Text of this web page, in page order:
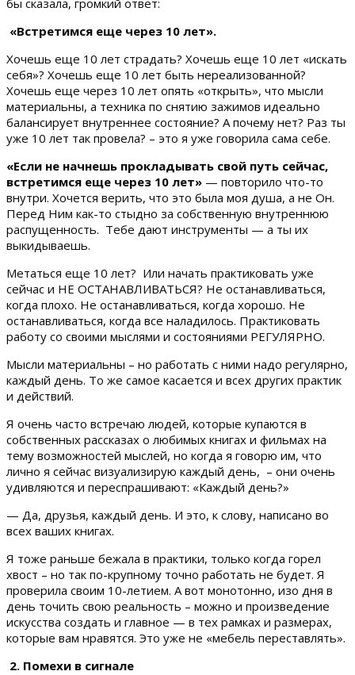
бы сказала, громкий ответ:
«Встретимся еще через 10 лет».
Хочешь еще 10 лет страдать? Хочешь еще 10 лет «искать
себя»? Хочешь еще 10 лет быть нереализованной?
Хочешь еще через 10 лет опять «открыть», что мысли
материальны, а техника по снятию зажимов идеально
балансирует внутреннее состояние? А почему нет? Раз ты
уже 10 лет так провела? – это я уже говорила сама себе.
«Если не начнешь прокладывать свой путь сейчас,
встретимся еще через 10 лет» — повторило что-то
внутри. Хочется верить, что это была моя душа, а не Он.
Перед Ним как-то стыдно за собственную внутреннюю
распущенность. Тебе дают инструменты — а ты их
выкидываешь.
Метаться еще 10 лет? Или начать практиковать уже
сейчас и НЕ ОСТАНАВЛИВАТЬСЯ? Не останавливаться,
когда плохо. Не останавливаться, когда хорошо. Не
останавливаться, когда все наладилось. Практиковать
работу со своими мыслями и состояниями РЕГУЛЯРНО.
Мысли материальны – но работать с ними надо регулярно,
каждый день. То же самое касается и всех других практик
и действий.
Я очень часто встречаю людей, которые купаются в
собственных рассказах о любимых книгах и фильмах на
тему возможностей мыслей, но когда я говорю им, что
лично я сейчас визуализирую каждый день, – они очень
удивляются и переспрашивают: «Каждый день?»
— Да, друзья, каждый день. И это, к слову, написано во
всех ваших книгах.
Я тоже раньше бежала в практики, только когда горел
хвост – но так по-крупному точно работать не будет. Я
проверила своим 10-летием. А вот монотонно, изо дня в
день точить свою реальность – можно и произведение
искусства создать и главное — в тех рамках и размерах,
которые вам нравятся. Это уже не «мебель переставлять».
2. Помехи в сигнале